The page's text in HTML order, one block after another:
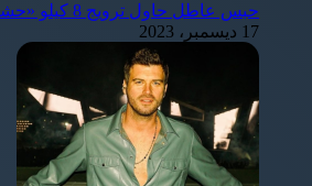
حبس عاطل حاول ترويج 8 كيلو «حشيش» في الإسكندرية
17 ديسمبر، 2023